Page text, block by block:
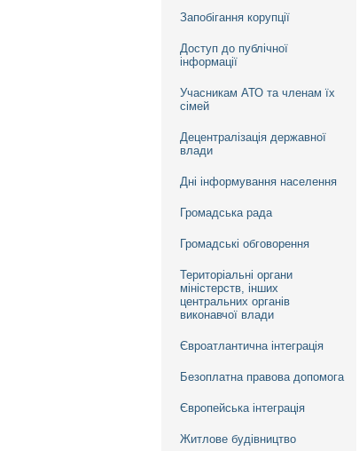
Запобігання корупції
Доступ до публічної
інформації
Учасникам АТО та членам їх
сімей
Децентралізація державної
влади
Дні інформування населення
Громадська рада
Громадські обговорення
Територіальні органи
міністерств, інших
центральних органів
виконавчої влади
Євроатлантична інтеграція
Безоплатна правова допомога
Європейська інтеграція
Житлове будівництво